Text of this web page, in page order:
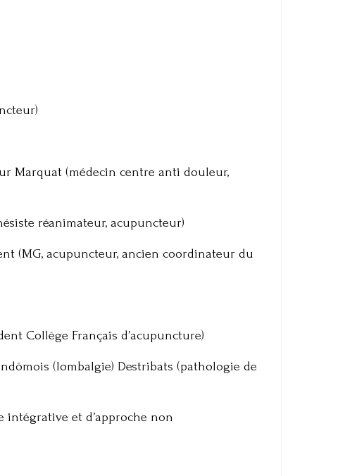
Marquat (médecin centre anti douleur,
réanimateur, acupuncteur)
(MG, acupuncteur, ancien coordinateur du
Collège Français d’acupuncture)
(lombalgie) Destribats (pathologie de
intégrative et d’approche non